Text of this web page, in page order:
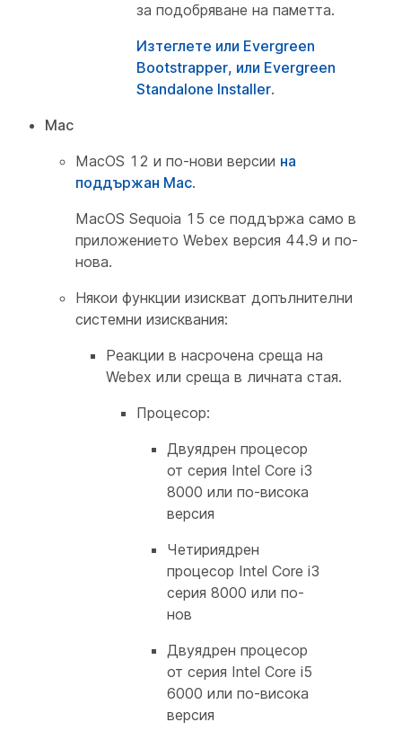
за подобряване на паметта.
Изтеглете или Evergreen
Bootstrapper, или Evergreen
Standalone Installer.
Mac
MacOS 12 и по-нови версии на
поддържан Mac.
MacOS Sequoia 15 се поддържа само в
приложението Webex версия 44.9 и по-
нова.
Някои функции изискват допълнителни
системни изисквания:
Реакции в насрочена среща на
Webex или среща в личната стая.
Процесор:
Двуядрен процесор
от серия Intel Core i3
8000 или по-висока
версия
Четириядрен
процесор Intel Core i3
серия 8000 или по-
нов
Двуядрен процесор
от серия Intel Core i5
6000 или по-висока
версия